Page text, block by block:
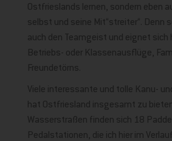
Ostfrieslands lernen, sondern eben
selbst und seine Mit“streiter“. Denn
auch den Teamgeist und eignet sich
Betriebs- oder Klassenausflüge,
Freundetörns.
Viele interessante und tolle Kanu-
hat Ostfriesland insgesamt zu
Wasserstraßen finden sich 18
Pedalstationen, die ich hier im